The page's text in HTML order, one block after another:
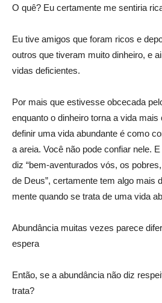
O quê? Eu certamente me sentiria
Eu tive amigos que foram ricos e
outros que tiveram muito dinheiro, e
vidas deficientes.
Por mais que estivesse obcecada
enquanto o dinheiro torna a vida
definir uma vida abundante é como
a areia. Você não pode confiar nele.
diz “bem-aventurados vós, os
de Deus”, certamente tem algo mais
mente quando se trata de uma vida
Abundância muitas vezes parece
espera
Então, se a abundância não diz
trata?